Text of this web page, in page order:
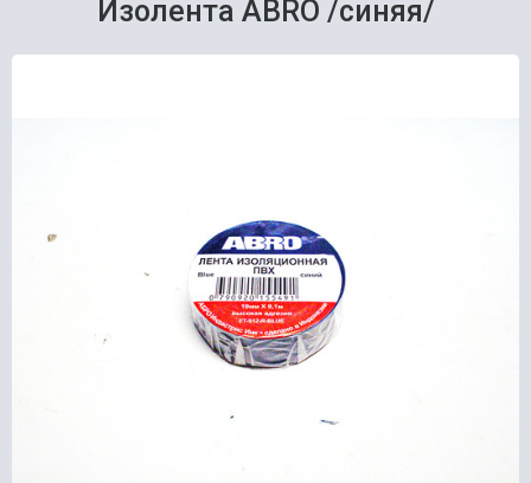
Изолента ABRO /синяя/